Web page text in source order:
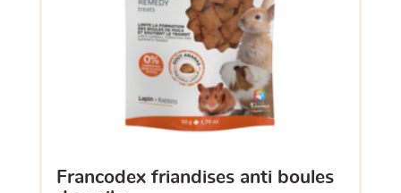
francodex friandises anti boules